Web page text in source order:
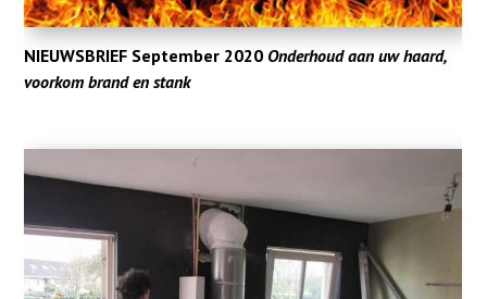
NIEUWSBRIEF September 2020 Onderhoud aan uw haard,
voorkom brand en stank